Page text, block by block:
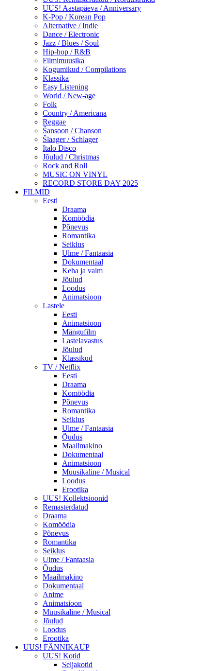
UUS! Aastapäeva / Anniversary
K-Pop / Korean Pop
Alternative / Indie
Dance / Electronic
Jazz / Blues / Soul
Hip-hop / R&B
Filmimuusika
Kogumikud / Compilations
Klassika
Easy Listening
World / New-age
Folk
Country / Americana
Reggae
Šansoon / Chanson
Šlaager / Schlager
Italo Disco
Jõulud / Christmas
Rock and Roll
MUSIC ON VINYL
RECORD STORE DAY 2025
FILMID
Eesti
Draama
Komöödia
Põnevus
Romantika
Seiklus
Ulme / Fantaasia
Dokumentaal
Keha ja vaim
Jõulud
Loodus
Animatsioon
Lastele
Eesti
Animatsioon
Mängufilm
Lastelavastus
Jõulud
Klassikud
TV / Netflix
Eesti
Draama
Komöödia
Põnevus
Romantika
Seiklus
Ulme / Fantaasia
Õudus
Maailmakino
Dokumentaal
Animatsioon
Muusikaline / Musical
Loodus
Erootika
UUS! Kollektsioonid
Remasterdatud
Draama
Komöödia
Põnevus
Romantika
Seiklus
Ulme / Fantaasia
Õudus
Maailmakino
Dokumentaal
Anime
Animatsioon
Muusikaline / Musical
Jõulud
Loodus
Erootika
UUS! FÄNNIKAUP
UUS! Kotid
Seljakotid